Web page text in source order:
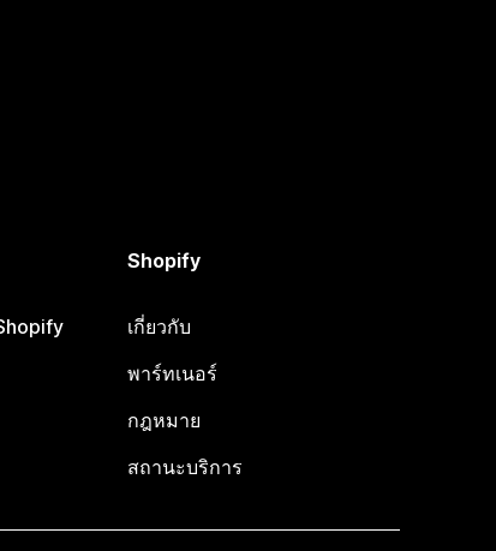
Shopify
เกี่ยวกับ
พาร์ทเนอร์
กฎหมาย
สถานะบริการ